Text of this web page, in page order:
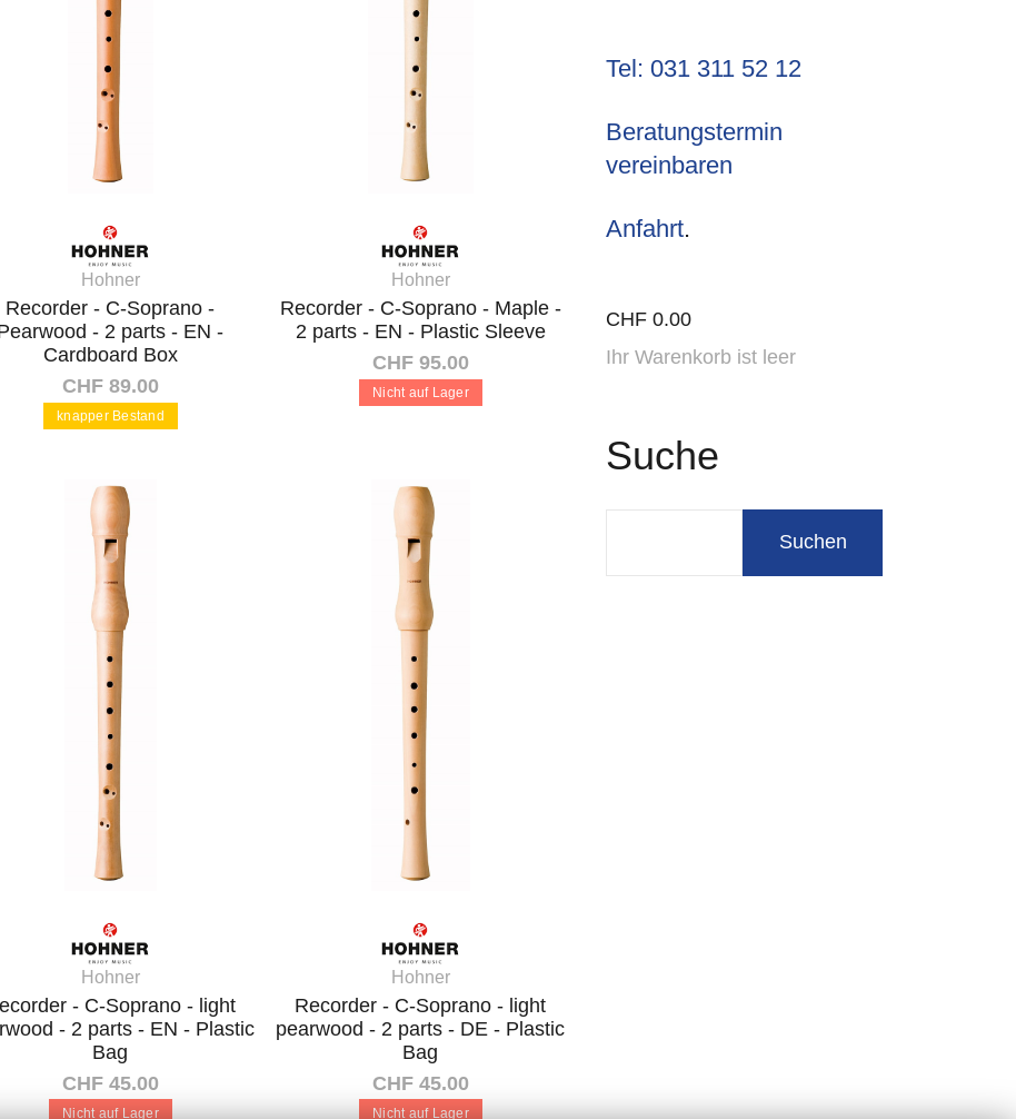
Hohner
Recorder - C-Soprano -
- 2 parts - EN -
Cardboard Box
CHF 89.00
knapper Bestand
In den Warenkorb
Hohner
Recorder - C-Soprano - Maple -
2 parts - EN - Plastic Sleeve
CHF 95.00
Nicht auf Lager
Hohner
- C-Soprano - light
- 2 parts - EN - Plastic
Bag
CHF 45.00
Nicht auf Lager
Hohner
Recorder - C-Soprano - light
pearwood - 2 parts - DE - Plastic
Bag
CHF 45.00
Nicht auf Lager
Tel: 031 311 52 12
Beratungstermin
vereinbaren
Anfahrt.
CHF 0.00
Ihr Warenkorb ist leer
Suche